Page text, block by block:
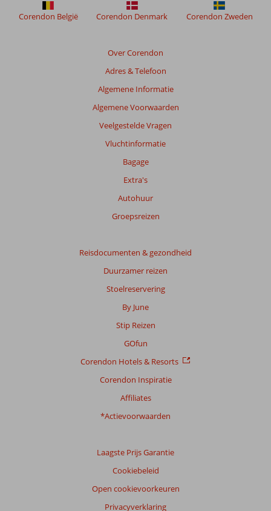
Over Corendon
Adres & Telefoon
Algemene Informatie
Algemene Voorwaarden
Veelgestelde Vragen
Vluchtinformatie
Bagage
Extra's
Autohuur
Groepsreizen
Reisdocumenten & gezondheid
Duurzamer reizen
Stoelreservering
By June
Stip Reizen
GOfun
Corendon Hotels & Resorts
Corendon Inspiratie
Affiliates
*Actievoorwaarden
Laagste Prijs Garantie
Cookiebeleid
Open cookievoorkeuren
Privacyverklaring
Corendon België Corendon Denmark Corendon Zweden